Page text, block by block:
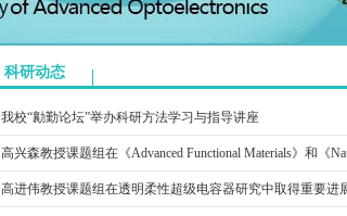
科研动态
我校“勷勤论坛”举办科研方法学习与指导讲座
高兴森教授课题组在《Advanced Functional Materials》和《
高进伟教授课题组在透明柔性超级电容器研究中取得重要进